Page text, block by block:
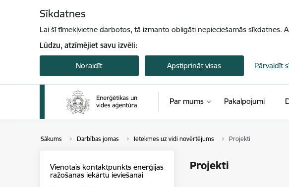
Sīkdatnes
Lai šī tīmekļvietne darbotos, tā izmanto obligāti nepieciešamās
Lūdzu, atzīmējiet savu izvēli:
Noraidīt Apstiprināt visas Pārvaldīt
Par mums Pakalpojumi
Sākums Darbības jomas Ietekmes uz vidi novērtējums Projekti
Projekti
Vienotais kontaktpunkts enerģijas
ražošanas iekārtu ieviešanai